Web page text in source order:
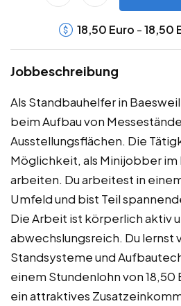
18,50 Euro -18,50
Jobbeschreibung
Als Standbauhelfer in
beim Aufbau von
Ausstellungsflächen. Die
Möglichkeit, als Minijobber im
arbeiten. Du arbeitest in
Umfeld und bist Teil
Die Arbeit ist körperlich aktiv
abwechslungsreich. Du lernst
Standsysteme und
einem Stundenlohn von 18,50
ein attraktives